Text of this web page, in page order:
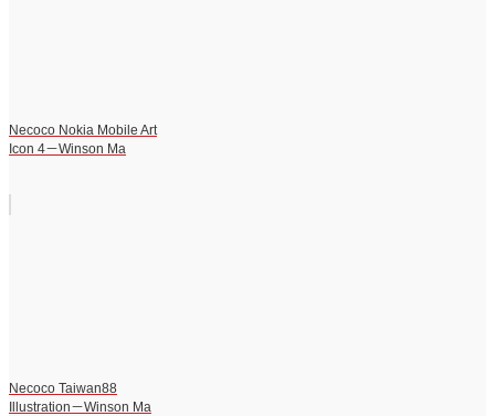
Necoco Nokia Mobile Art
Icon 4－Winson Ma
Necoco Taiwan88
Illustration－Winson Ma